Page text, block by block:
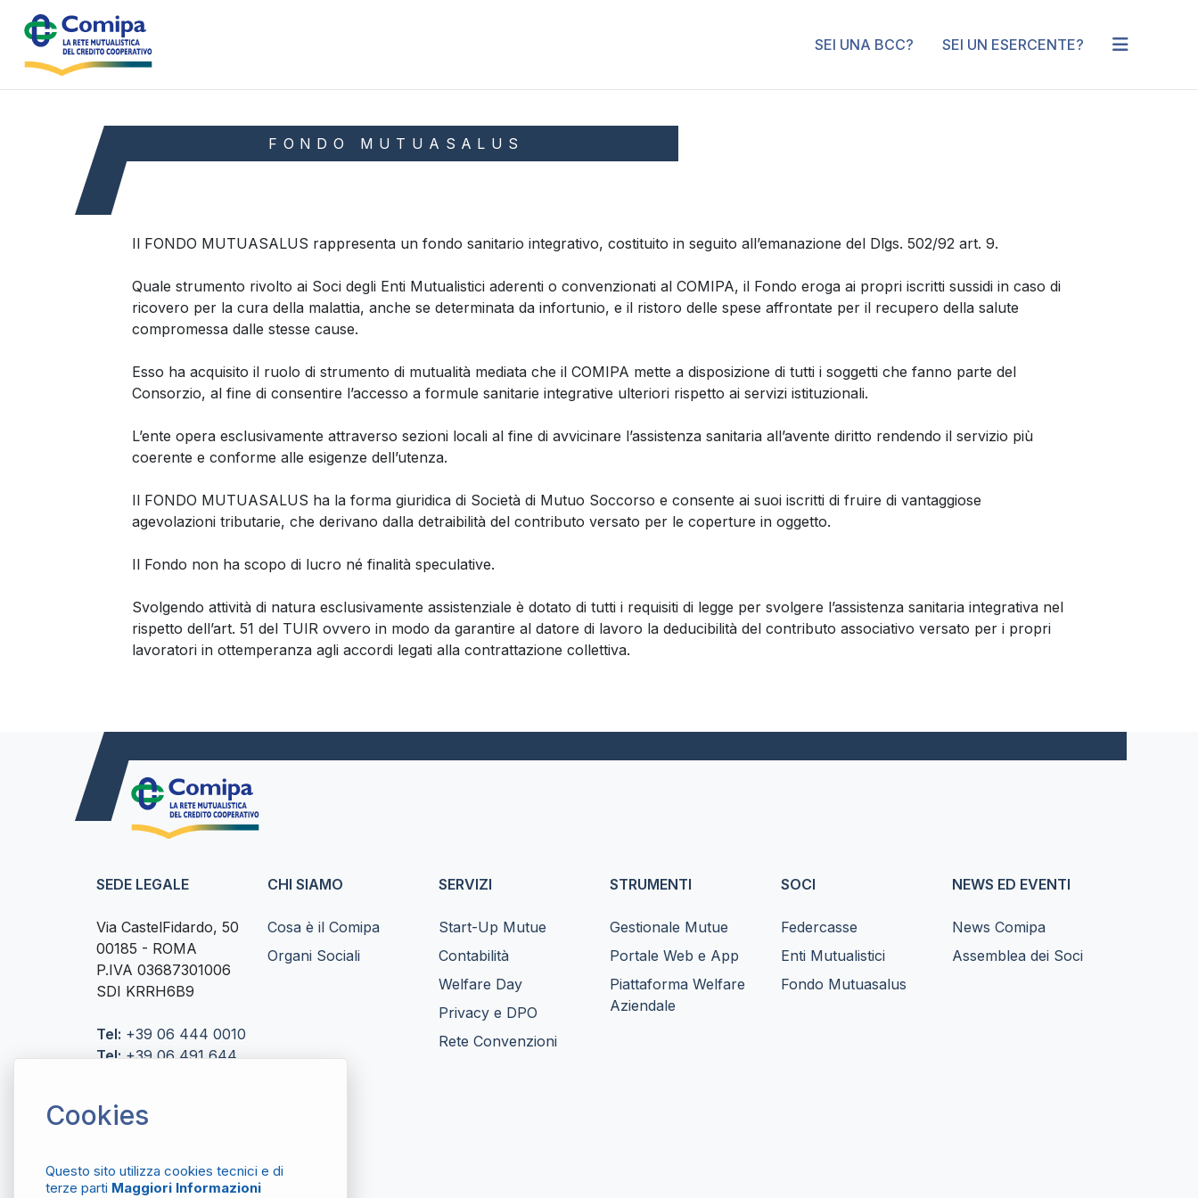
SEI UNA BCC? SEI UN ESERCENTE?
FONDO MUTUASALUS
Il FONDO MUTUASALUS rappresenta un fondo sanitario integrativo, costituito in seguito all’emanazione del Dlgs. 502/92 art. 9.
Quale strumento rivolto ai Soci degli Enti Mutualistici aderenti o convenzionati al COMIPA, il Fondo eroga ai propri iscritti sussidi in caso di
ricovero per la cura della malattia, anche se determinata da infortunio, e il ristoro delle spese affrontate per il recupero della salute
compromessa dalle stesse cause.
Esso ha acquisito il ruolo di strumento di mutualità mediata che il COMIPA mette a disposizione di tutti i soggetti che fanno parte del
Consorzio, al fine di consentire l’accesso a formule sanitarie integrative ulteriori rispetto ai servizi istituzionali.
L’ente opera esclusivamente attraverso sezioni locali al fine di avvicinare l’assistenza sanitaria all’avente diritto rendendo il servizio più
coerente e conforme alle esigenze dell’utenza.
Il FONDO MUTUASALUS ha la forma giuridica di Società di Mutuo Soccorso e consente ai suoi iscritti di fruire di vantaggiose
agevolazioni tributarie, che derivano dalla detraibilità del contributo versato per le coperture in oggetto.
Il Fondo non ha scopo di lucro né finalità speculative.
Svolgendo attività di natura esclusivamente assistenziale è dotato di tutti i requisiti di legge per svolgere l’assistenza sanitaria integrativa nel
rispetto dell’art. 51 del TUIR ovvero in modo da garantire al datore di lavoro la deducibilità del contributo associativo versato per i propri
lavoratori in ottemperanza agli accordi legati alla contrattazione collettiva.
SEDE LEGALE
Via CastelFidardo, 50
00185 - ROMA
P.IVA 03687301006
SDI KRRH6B9
Tel: +39 06 444 0010
Tel: +39 06 491 644
postmaster@pec.comipaonline.it
CHI SIAMO
Cosa è il Comipa
Organi Sociali
SERVIZI
Start-Up Mutue
Contabilità
Welfare Day
Privacy e DPO
Rete Convenzioni
STRUMENTI
Gestionale Mutue
Portale Web e App
Piattaforma Welfare
Aziendale
SOCI
Federcasse
Enti Mutualistici
Fondo Mutuasalus
NEWS ED EVENTI
News Comipa
Assemblea dei Soci
Cookies
Questo sito utilizza cookies tecnici e di
terze parti Maggiori Informazioni